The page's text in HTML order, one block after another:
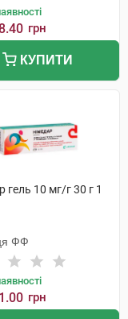
грн
КУПИТИ
гель 10 мг/г 30 г 1
ФФ
грн